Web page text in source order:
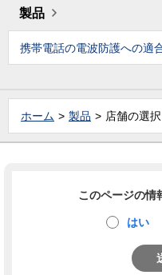
製品
携帯電話の電波防護への適
ホーム 製品 店舗の選択
このページの情
はい